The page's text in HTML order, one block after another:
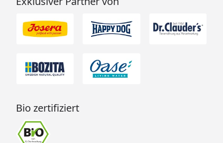
Bio zertifiziert